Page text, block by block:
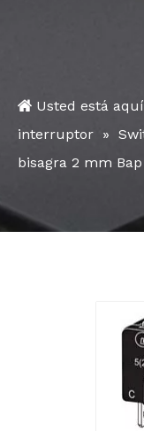
Usted está
interruptor »
bisagra 2 mm